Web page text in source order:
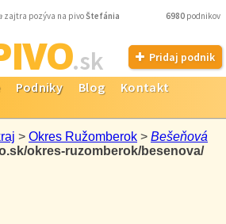
zajtra pozýva na pivoŠtefánia 6980 podnikov
.sk Pridaj podnik
Podniky Blog
Kontakt
> Okres Ružomberok > Bešeňová
okres-ruzomberok/besenova/